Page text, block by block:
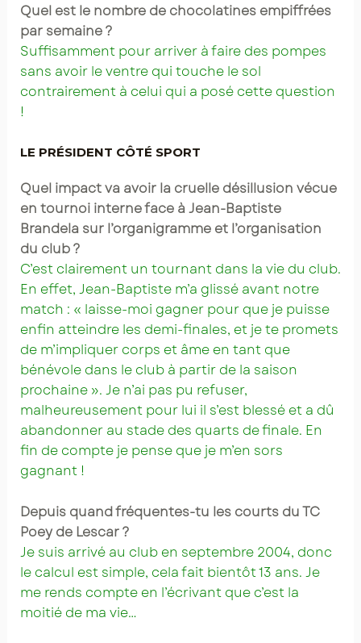
Quel est le nombre de chocolatines empiffrées
par semaine ?
Suffisamment pour arriver à faire des pompes
sans avoir le ventre qui touche le sol
contrairement à celui qui a posé cette question
!
LE PRÉSIDENT CÔTÉ SPORT
Quel impact va avoir la cruelle désillusion vécue
en tournoi interne face à Jean-Baptiste
Brandela sur l’organigramme et l’organisation
du club ?
C’est clairement un tournant dans la vie du club.
En effet, Jean-Baptiste m’a glissé avant notre
match : « laisse-moi gagner pour que je puisse
enfin atteindre les demi-finales, et je te promets
de m’impliquer corps et âme en tant que
bénévole dans le club à partir de la saison
prochaine ». Je n’ai pas pu refuser,
malheureusement pour lui il s’est blessé et a dû
abandonner au stade des quarts de finale. En
fin de compte je pense que je m’en sors
gagnant !
Depuis quand fréquentes-tu les courts du TC
Poey de Lescar ?
Je suis arrivé au club en septembre 2004, donc
le calcul est simple, cela fait bientôt 13 ans. Je
me rends compte en l’écrivant que c’est la
moitié de ma vie…